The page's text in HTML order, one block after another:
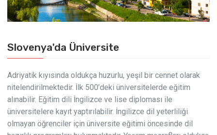
Slovenya'da Üniversite
Adriyatik kıyısında oldukça huzurlu, yeşil bir cennet olarak
nitelendirilmektedir. İlk 500’deki üniversitelerde eğitim
alınabilir. Eğitim dili İngilizce ve lise diploması ile
üniversitelere kayıt yaptırılabilir. İngilizce dil yeterliliği
olmayan öğrenciler için üniversite eğitimi öncesinde dil